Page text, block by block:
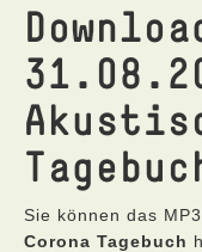
Sie können das
Corona Tagebuch